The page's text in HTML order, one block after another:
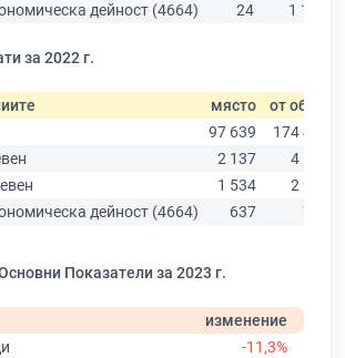
дейност (4664)
24 1 133
за 2022 г.
място от общо
97 639
174 403
2 137
4 191
1 534
2 923
дейност (4664)
637 784
Показатели за 2023 г.
изменение
-11,3%